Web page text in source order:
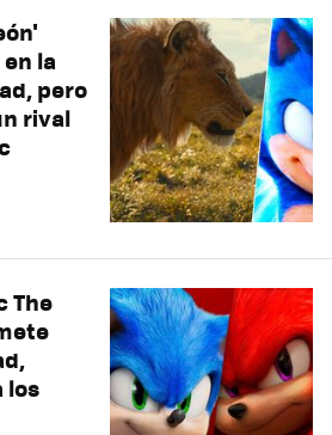
la
pero
rival
The
los